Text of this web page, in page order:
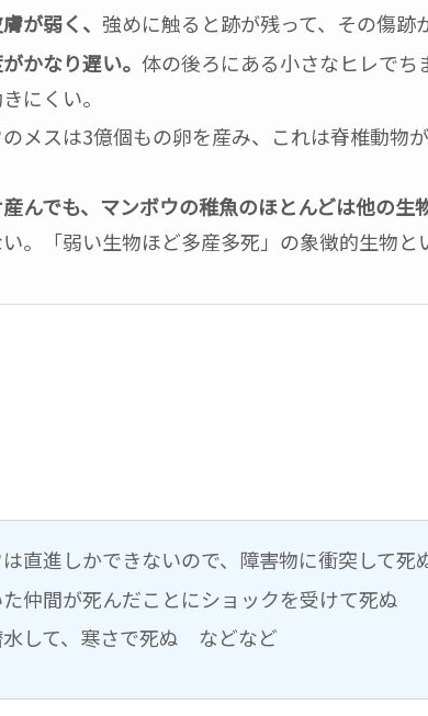
が弱く、 強めに触ると跡が残って、その傷跡
かなり遅い。 体の後ろにある小さなヒレで
にくい。
メスは3億個もの卵を産み、これは脊椎動物
んでも、マンボウの稚魚のほとんどは他の生
。「弱い生物ほど多産多死」の象徴的生物と
直進しかできないので、障害物に衝突して死
仲間が死んだことにショックを受けて死ぬ
水して、寒さで死ぬ などなど